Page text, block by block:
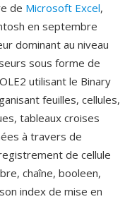
de Microsoft Excel,
en septembre
dominant au niveau
sous forme de
utilisant le Binary
feuilles, cellules,
tableaux croises
à travers de
de cellule
chaîne, booleen,
index de mise en